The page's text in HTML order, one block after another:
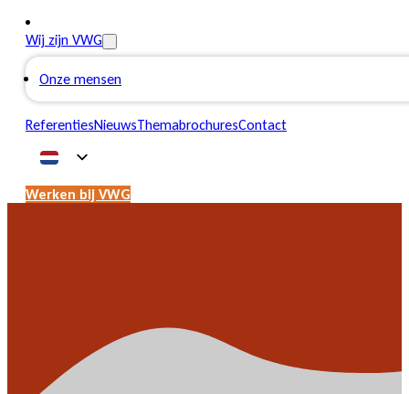
Wij zijn VWG
Onze mensen
ReferentiesNieuwsThemabrochuresContact
Werken bij VWG